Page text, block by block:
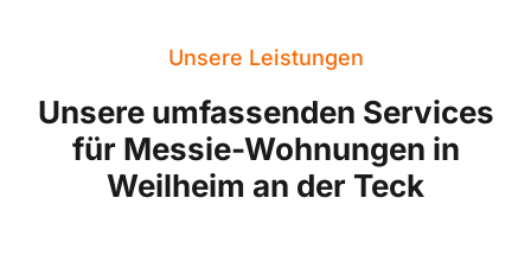
Unsere Leistungen
Unsere umfassenden Services
für Messie-Wohnungen in
Weilheim an der Teck